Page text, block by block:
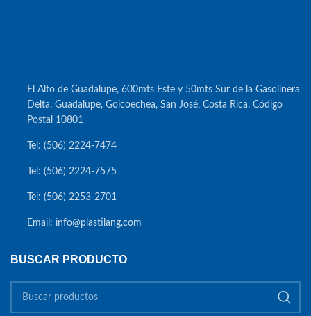
El Alto de Guadalupe, 600mts Este y 50mts Sur de la Gasolinera
Delta. Guadalupe, Goicoechea, San José, Costa Rica. Código
Postal 10801
Tel: (506) 2224-7474
Tel: (506) 2224-7575
Tel: (506) 2253-2701
Email: info@plastilang.com
BUSCAR PRODUCTO